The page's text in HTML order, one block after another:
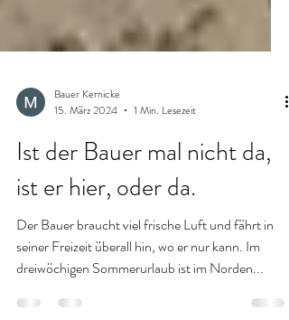
Bauer Kernicke
Ist der Bauer mal nicht da,
ist er hier, oder da.
Der Bauer braucht viel frische Luft und fährt in
seiner Freizeit überall hin, wo er nur kann. Im